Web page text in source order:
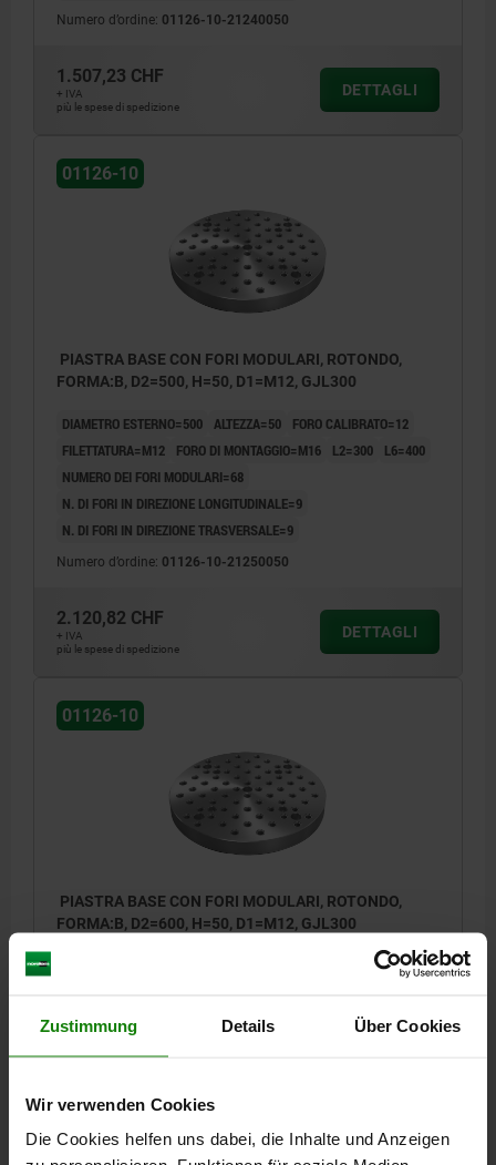
Zustimmung Details Über Cookies
Wir verwenden Cookies
Die Cookies helfen uns dabei, die Inhalte und Anzeigen
Numero d’ordine: 01126-10-21240050
1.507,23 CHF
+ IVA
più le spese di spedizione
DETTAGLI
01126-10
PIASTRA BASE CON FORI MODULARI, ROTONDO,
FORMA:B, D2=500, H=50, D1=M12, GJL300
DIAMETRO ESTERNO=500 ALTEZZA=50
FORO CALIBRATO=12
FILETTATURA=M12
FORO DI MONTAGGIO=M16 L2=300
L6=400
NUMERO DEI FORI MODULARI=68
N. DI FORI IN DIREZIONE LONGITUDINALE=9
N. DI FORI IN DIREZIONE TRASVERSALE=9
Numero d’ordine: 01126-10-21250050
2.120,82 CHF
+ IVA
più le spese di spedizione
DETTAGLI
01126-10
PIASTRA BASE CON FORI MODULARI, ROTONDO,
FORMA:B, D2=600, H=50, D1=M12, GJL300
FORO CALIBRATO=12
NUMERO DEI FORI MODULARI=96
Numero d’ordine:01126-10-21260050
2.846,43 CHF